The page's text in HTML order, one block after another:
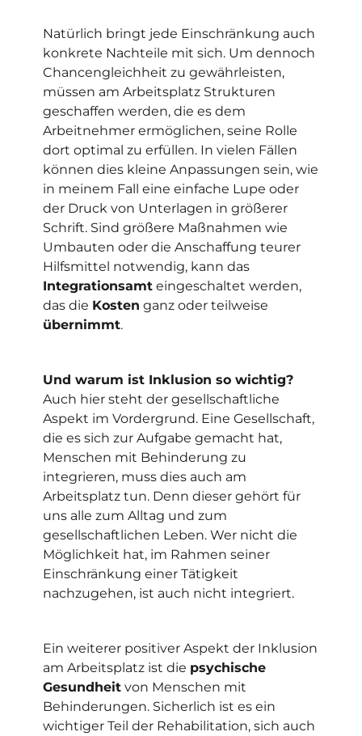
Natürlich bringt jede Einschränkung auch
konkrete Nachteile mit sich. Um dennoch
Chancengleichheit zu gewährleisten,
müssen am Arbeitsplatz Strukturen
geschaffen werden, die es dem
Arbeitnehmer ermöglichen, seine Rolle
dort optimal zu erfüllen. In vielen Fällen
können dies kleine Anpassungen sein, wie
in meinem Fall eine einfache Lupe oder
der Druck von Unterlagen in größerer
Schrift. Sind größere Maßnahmen wie
Umbauten oder die Anschaffung teurer
Hilfsmittel notwendig, kann das
Integrationsamteingeschaltet werden,
das die Kosten ganz oder teilweise
übernimmt.
Und warum ist Inklusion so wichtig?
Auch hier steht der gesellschaftliche
Aspekt im Vordergrund. Eine Gesellschaft,
die es sich zur Aufgabe gemacht hat,
Menschen mit Behinderung zu
integrieren, muss dies auch am
Arbeitsplatz tun. Denn dieser gehört für
uns alle zum Alltag und zum
gesellschaftlichen Leben. Wer nicht die
Möglichkeit hat, im Rahmen seiner
Einschränkung einer Tätigkeit
nachzugehen, ist auch nicht integriert.
Ein weiterer positiver Aspekt der Inklusion
am Arbeitsplatz ist die psychische
Gesundheitvon Menschen mit
Behinderungen. Sicherlich ist es ein
wichtiger Teil der Rehabilitation, sich auch